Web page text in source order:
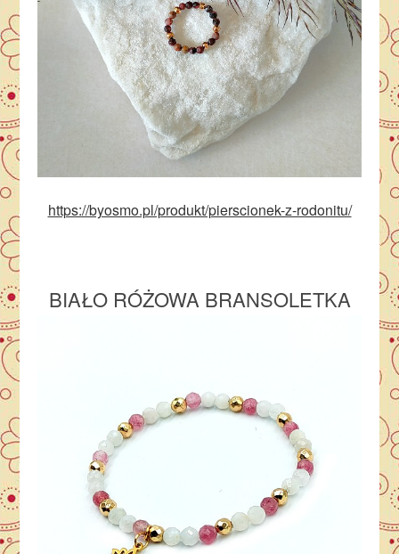
https://byosmo.pl/produkt/pierscionek-z-rodonitu/
BIAŁO RÓŻOWA BRANSOLETKA